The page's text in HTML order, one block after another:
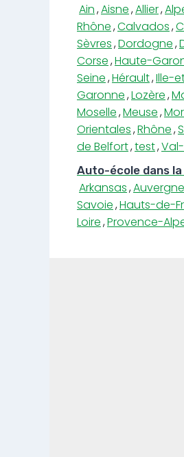
Ain,Aisne,Allier,
Rhône,Calvados,
Sèvres,Dordogne,
Corse,Haute-
Seine,Hérault,Ille-
Garonne,Lozère,
Moselle,Meuse,
Orientales,Rhône,
de Belfort,test,
Auto-école dans
Arkansas,
Savoie,Hauts-de-
Loire,Provence-